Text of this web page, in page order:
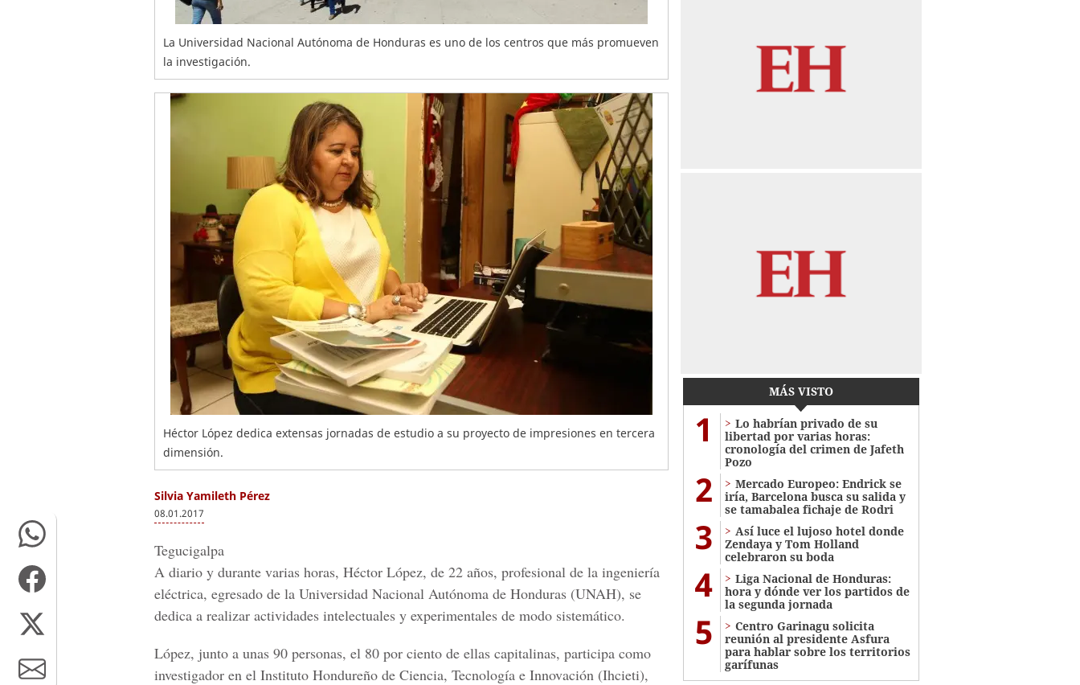
La Universidad Nacional Autónoma de Honduras es uno de los centros que más promueven
la investigación.
Héctor López dedica extensas jornadas de estudio a su proyecto de impresiones en tercera
dimensión.
Silvia Yamileth Pérez
08.01.2017
Tegucigalpa
A diario y durante varias horas, Héctor López, de 22 años, profesional de la ingeniería
eléctrica, egresado de la Universidad Nacional Autónoma de Honduras (UNAH), se
dedica a realizar actividades intelectuales y experimentales de modo sistemático.
López, junto a unas 90 personas, el 80 por ciento de ellas capitalinas, participa como
investigador en el Instituto Hondureño de Ciencia, Tecnología e Innovación (Ihcieti),
MÁS VISTO
1
Lo habrían privado de su
libertad por varias horas:
cronología del crimen de Jafeth
Pozo
2
Mercado Europeo: Endrick se
iría, Barcelona busca su salida y
se tamabalea fichaje de Rodri
3
Así luce el lujoso hotel donde
Zendaya y Tom Holland
celebraron su boda
4
Liga Nacional de Honduras:
hora y dónde ver los partidos de
la segunda jornada
5
Centro Garinagu solicita
reunión al presidente Asfura
para hablar sobre los territorios
garífunas